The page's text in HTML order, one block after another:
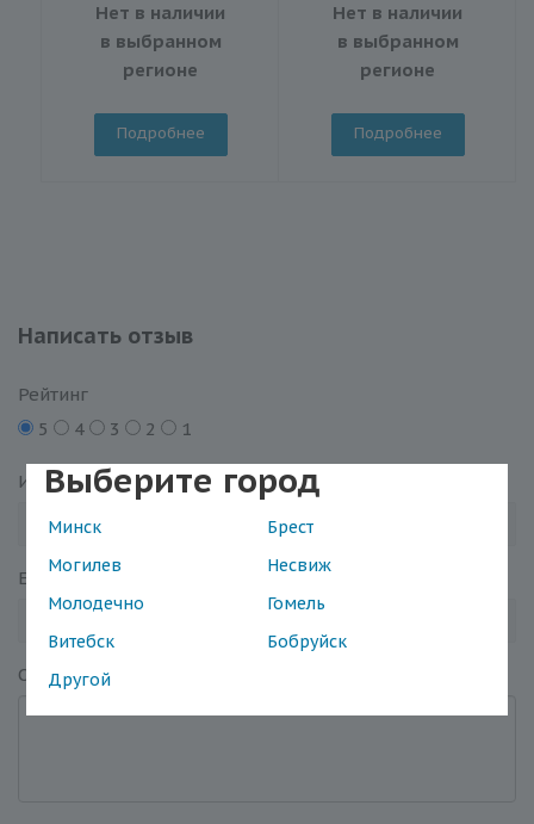
Выберите город
Минск
Брест
Могилев
Несвиж
Молодечно
Гомель
Витебск
Бобруйск
Другой
Нет в наличии
в выбранном
регионе
Подробнее
Нет в наличии
в выбранном
регионе
Подробнее
Написать отзыв
Рейтинг
5
4 3 2 1
Имя*
Email*
Отзыв*